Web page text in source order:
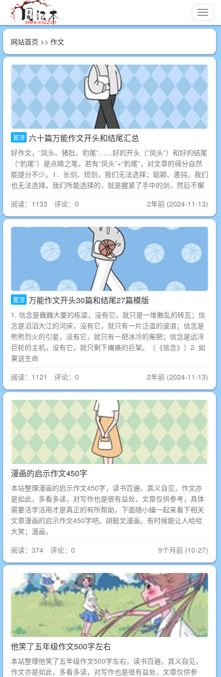
切
换
网站首页 >> 作文
置顶 六十篇万能作文开头和结尾汇总
好作文，“凤头、猪肚、豹尾”……好的开头（“凤头”）和好的结尾
（“豹尾”）是点睛之笔，若有“凤头”+“豹尾”，对文章的得分自然
能提分不少。1．长剑、短剑，我们无法选择；聪颖、愚钝，我们
也无法选择。我们所能选择的，就是握紧了手中的剑，然后不懈
阅读：1133 评论：0
2年前 (2024-11-13)
置顶 万能作文开头30篇和结尾27篇模版
1. 信念是巍巍大厦的栋梁，没有它，就只是一堆散乱的砖瓦；信
念是滔滔大江的河床，没有它，就只有一片泛滥的波浪；信念是
熊熊烈火的引星，没有它，就只有一把冰冷的柴把；信念是远洋
巨轮的主机，没有它，就只剩下瘫痪的巨架。（《信念》）2. 如
果说生命
阅读：1121 评论：0
2年前 (2024-11-13)
漫画的启示作文450字
本站整理漫画的启示作文450字，读书百遍，其义自见，作文亦
是如此，多看多读，对写作也是很有益处，文章仅供参考，具体
需要活学活用才是真正的有所帮助，下面随小编一起来看下相关
文章漫画的启示作文450字吧。胡懿文漫画，有时候能让人哈哈
大笑；漫画，
阅读：374 评论：0
9个月前 (10-27)
他笑了五年级作文500字左右
本站整理他笑了五年级作文500字左右，读书百遍，其义自见，
作文亦是如此，多看多读，对写作也是很有益处，文章仅供参